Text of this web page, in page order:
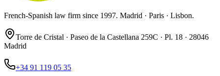
French-Spanish law firm since 1997. Madrid · Paris · Lisbon.
Torre de Cristal · Paseo de la Castellana 259C · Pl. 18 · 28046
Madrid
+34 91 119 05 35